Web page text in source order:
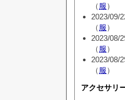
（ 服）
2023/09/
（ 服）
2023/08/
（ 服）
2023/08/
（ 服）
アクセサリ